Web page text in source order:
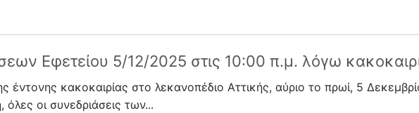
Εφετείου 5/12/2025 στις 10:00 π.μ. λόγω
κακοκαιρίας στο λεκανοπέδιο Αττικής, αύριο το πρωί, 5
οι συνεδριάσεις των...